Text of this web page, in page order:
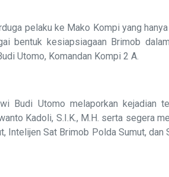
pelaku ke Mako Kompi yang
bentuk kesiapsiagaan Brimob
Utomo, Komandan Kompi 2 A.
Budi Utomo melaporkan kejadian
Kadoli, S.I.K., M.H. serta segera
Intelijen Sat Brimob Polda Sumut,